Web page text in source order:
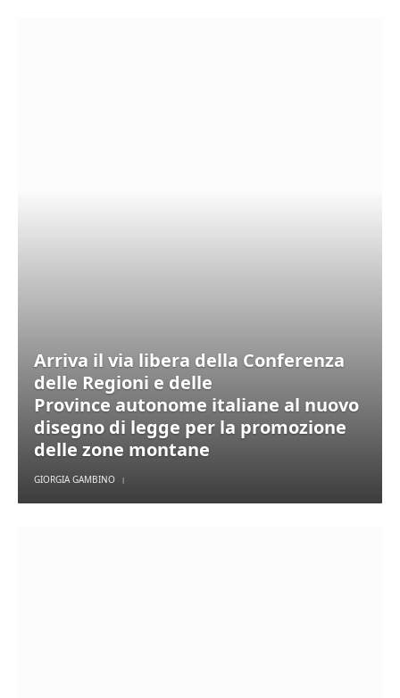
Arriva il via libera della Conferenza
delle Regioni e delle
Province autonome italiane al nuovo
disegno di legge per la promozione
delle zone montane
GIORGIA GAMBINO